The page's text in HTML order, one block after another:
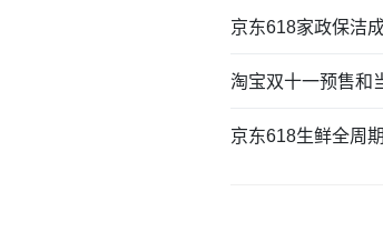
京东618家政保洁
淘宝双十一预售和
京东618生鲜全周